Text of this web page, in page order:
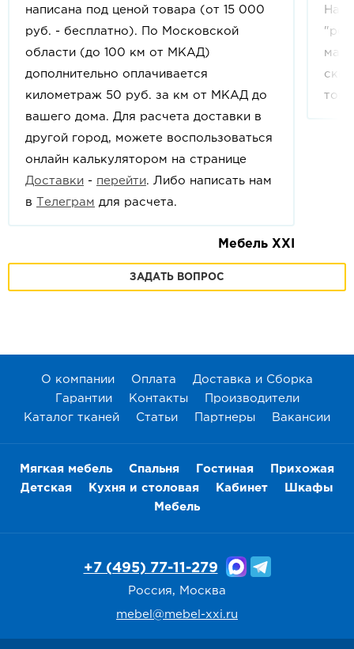
написана под ценой товара (от 15 000
руб. - бесплатно). По Московской
области (до 100 км от МКАД)
дополнительно оплачивается
километраж 50 руб. за км от МКАД до
вашего дома. Для расчета доставки в
другой город, можете воспользоваться
онлайн калькулятором на странице
Доставки - перейти. Либо написать нам
в Телеграм для расчета.
Мебель XXI
На
ЗАДАТЬ ВОПРОС
О компании Оплата
Доставка и Сборка
Гарантии
Контакты
Производители
Каталог тканей
Статьи Партнеры Вакансии
Мягкая мебель Спальня Гостиная
Прихожая
Детская
Кухня и столовая Кабинет
Шкафы
Мебель
+7 (495) 77-11-279
Россия, Москва
mebel@mebel-xxi.ru